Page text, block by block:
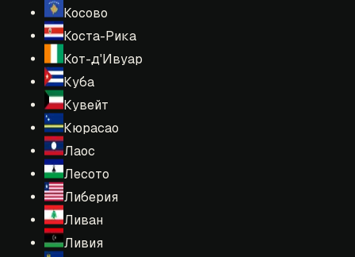
Косово
Коста-Рика
Кот-д'Ивуар
Куба
Кувейт
Кюрасао
Лаос
Лесото
Либерия
Ливан
Ливия